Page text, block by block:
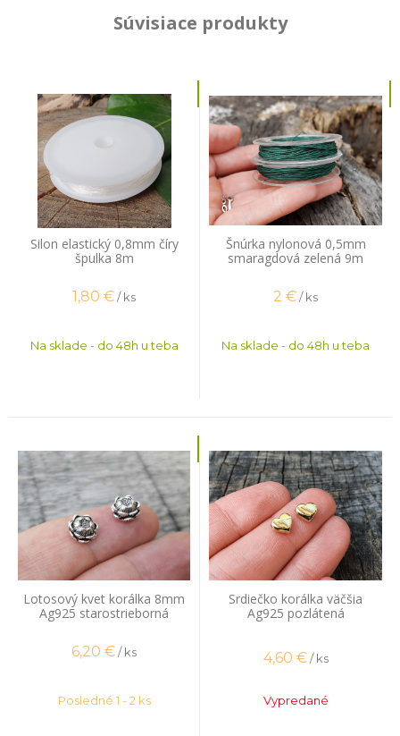
Súvisiace produkty
Silon elastický 0,8mm číry
špulka 8m
1,80 €/ ks
Na sklade - do 48h u teba
Šnúrka nylonová 0,5mm
smaragdová zelená 9m
2 €/ ks
Na sklade - do 48h u teba
Lotosový kvet korálka 8mm
Ag925 starostrieborná
6,20 €/ ks
Posledné 1 - 2 ks
Srdiečko korálka väčšia
Ag925 pozlátená
4,60 € / ks
Vypredané